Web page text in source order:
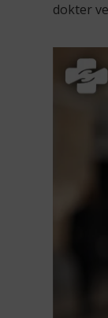
dokter